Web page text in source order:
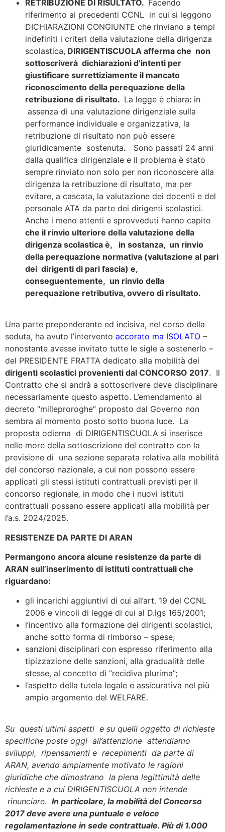
RETRIBUZIONE DI RISULTATO. Facendo
riferimento ai precedenti CCNL in cui si leggono
DICHIARAZIONI CONGIUNTE che rinviano a tempi
indefiniti i criteri della valutazione della dirigenza
scolastica, DIRIGENTISCUOLA afferma che non
sottoscriverà dichiarazioni d’intenti per
giustificare surrettiziamente il mancato
riconoscimento della perequazione della
retribuzione di risultato. La legge è chiara: in
assenza di una valutazione dirigenziale sulla
performance individuale e organizzativa, la
retribuzione di risultato non può essere
giuridicamente sostenuta. Sono passati 24 anni
dalla qualifica dirigenziale e il problema è stato
sempre rinviato non solo per non riconoscere alla
dirigenza la retribuzione di risultato, ma per
evitare, a cascata, la valutazione dei docenti e del
personale ATA da parte dei dirigenti scolastici.
Anche i meno attenti e sprovveduti hanno capito
che il rinvio ulteriore della valutazione della
dirigenza scolastica è, in sostanza, un rinvio
della perequazione normativa (valutazione al pari
dei dirigenti di pari fascia) e,
conseguentemente, un rinvio della
perequazione retributiva, ovvero di risultato.
Una parte preponderante ed incisiva, nel corso della
seduta, ha avuto l’intervento accorato ma ISOLATO –
nonostante avesse invitato tutte le sigle a sostenerlo –
del PRESIDENTE FRATTA dedicato alla mobilità dei
dirigenti scolastici provenienti dal CONCORSO 2017. Il
Contratto che si andrà a sottoscrivere deve disciplinare
necessariamente questo aspetto. L’emendamento al
decreto “milleproroghe” proposto dal Governo non
sembra al momento posto sotto buona luce. La
proposta odierna di DIRIGENTISCUOLA si inserisce
nelle more della sottoscrizione del contratto con la
previsione di una sezione separata relativa alla mobilità
del concorso nazionale, a cui non possono essere
applicati gli stessi istituti contrattuali previsti per il
concorso regionale, in modo che i nuovi istituti
contrattuali possano essere applicati alla mobilità per
l’a.s. 2024/2025.
RESISTENZE DA PARTE DI ARAN
Permangono ancora alcune resistenze da parte di
ARAN sull’inserimento di istituti contrattuali che
riguardano:
gli incarichi aggiuntivi di cui all’art. 19 del CCNL
2006 e vincoli di legge di cui al D.lgs 165/2001;
l’incentivo alla formazione dei dirigenti scolastici,
anche sotto forma di rimborso – spese;
sanzioni disciplinari con espresso riferimento alla
tipizzazione delle sanzioni, alla gradualità delle
stesse, al concetto di “recidiva plurima”;
l’aspetto della tutela legale e assicurativa nel più
ampio argomento del WELFARE.
Su questi ultimi aspetti e su quelli oggetto di richieste
specifiche poste oggi all’attenzione attendiamo
sviluppi, ripensamenti e recepimenti da parte di
ARAN, avendo ampiamente motivato le ragioni
giuridiche che dimostrano la piena legittimità delle
richieste e a cui DIRIGENTISCUOLA non intende
rinunciare. In particolare, la mobilità del Concorso
2017 deve avere una puntuale e veloce
regolamentazione in sede contrattuale. Più di 1.000